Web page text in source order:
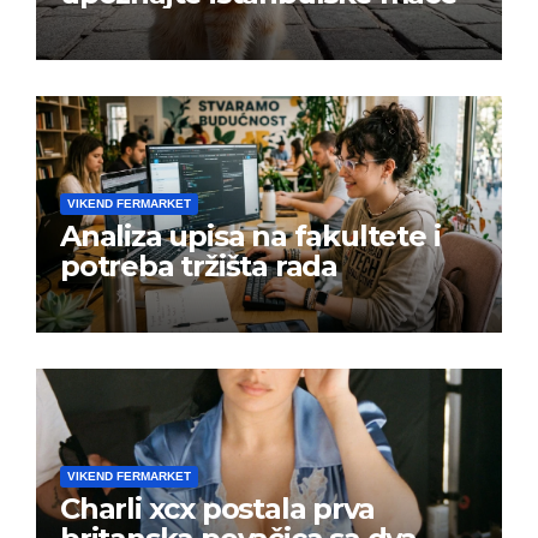
VIKEND FERMARKET
Analiza upisa na fakultete i
potreba tržišta rada
VIKEND FERMARKET
Charli xcx postala prva